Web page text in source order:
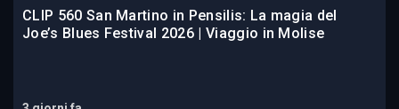
CLIP 560 San Martino in Pensilis: La magia del
Joe’s Blues Festival 2026 | Viaggio in Molise